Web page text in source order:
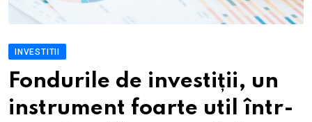
INVESTITII
Fondurile de investiții, un
instrument foarte util într-